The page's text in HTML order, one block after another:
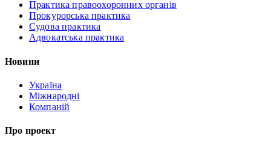
Практика правоохоронних органів
Прокурорська практика
Судова практика
Адвокатська практика
Новини
Україна
Міжнародні
Компаній
Про проект